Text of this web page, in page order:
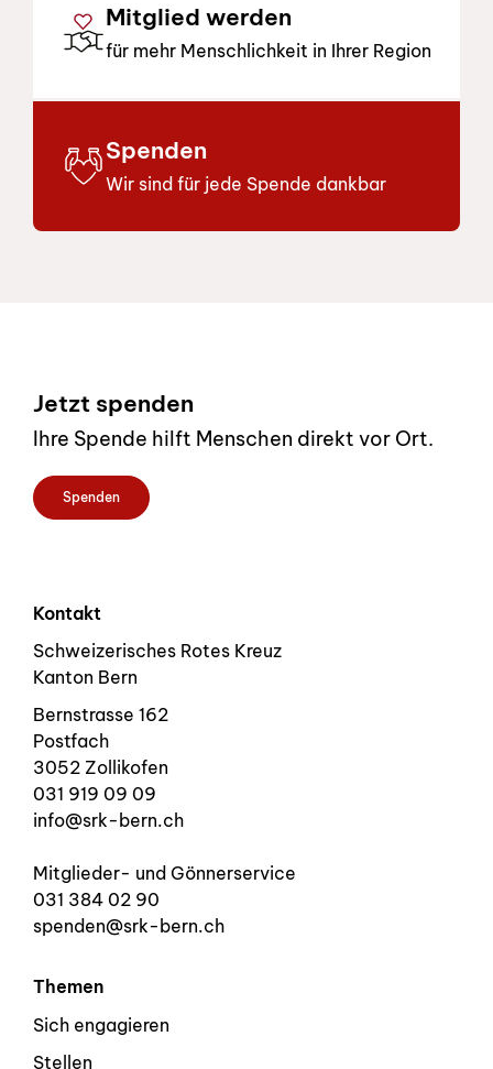
Mitglied werden
für mehr Menschlichkeit in Ihrer Region
Spenden
Wir sind für jede Spende dankbar
Jetzt spenden
Ihre Spende hilft Menschen direkt vor Ort.
Spenden
Kontakt
Schweizerisches Rotes Kreuz
Kanton Bern
Bernstrasse 162
Postfach
3052 Zollikofen
031 919 09 09
info@srk-bern.ch
Mitglieder- und Gönnerservice
031 384 02 90
spenden@srk-bern.ch
Themen
Sich engagieren
Stellen